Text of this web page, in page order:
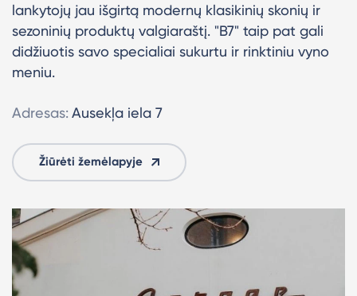
lankytojų jau išgirtą modernų klasikinių skonių ir
sezoninių produktų valgiaraštį. "B7" taip pat gali
didžiuotis savo specialiai sukurtu ir rinktiniu vyno
meniu.
Adresas: Ausekļa iela 7
Žiūrėti žemėlapyje